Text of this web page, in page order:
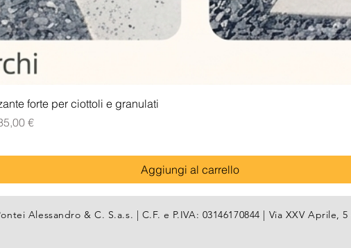
forte per ciottoli e granulati
€
Aggiungi al carrello
Alessandro & C. S.a.s. | C.F. e P.IVA: 03146170844 | Via XXV Aprile,